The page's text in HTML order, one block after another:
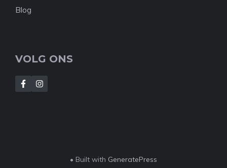
Blog
VOLG ONS
• Built with GeneratePress